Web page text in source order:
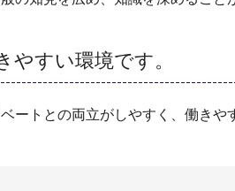
すい環境です。
ートとの両立がしやすく、働きや